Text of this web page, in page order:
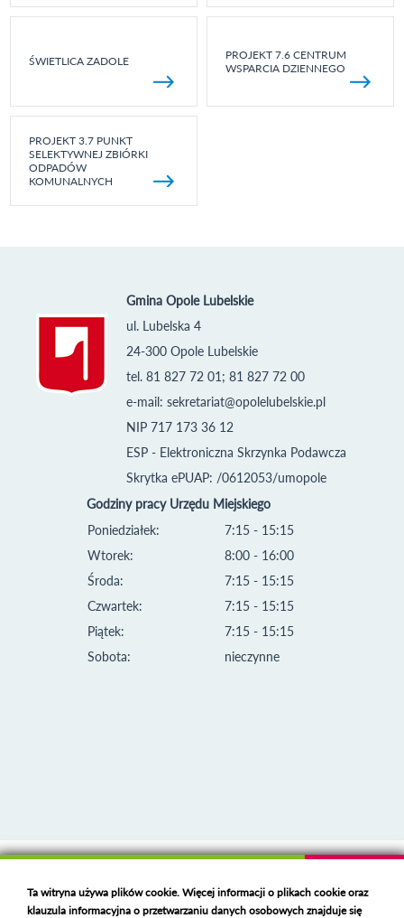
ŚWIETLICA ZADOLE
PROJEKT 7.6 CENTRUM
WSPARCIA DZIENNEGO
PROJEKT 3.7 PUNKT
SELEKTYWNEJ ZBIÓRKI
ODPADÓW
KOMUNALNYCH
Gmina Opole Lubelskie
ul. Lubelska 4
24-300 Opole Lubelskie
tel. 81 827 72 01; 81 827 72 00
e-mail: sekretariat@opolelubelskie.pl
NIP 717 173 36 12
ESP - Elektroniczna Skrzynka Podawcza
Skrytka ePUAP: /0612053/umopole
Godziny pracy Urzędu Miejskiego
Poniedziałek:
Wtorek:
Środa:
Czwartek:
Piątek:
Sobota:
7:15 - 15:15
8:00 - 16:00
7:15 - 15:15
7:15 - 15:15
7:15 - 15:15
nieczynne
Deklaracja dostępności
Ta witryna używa plików cookie. Więcej informacji o plikach cookie oraz
klauzula informacyjna o przetwarzaniu danych osobowych znajduje się